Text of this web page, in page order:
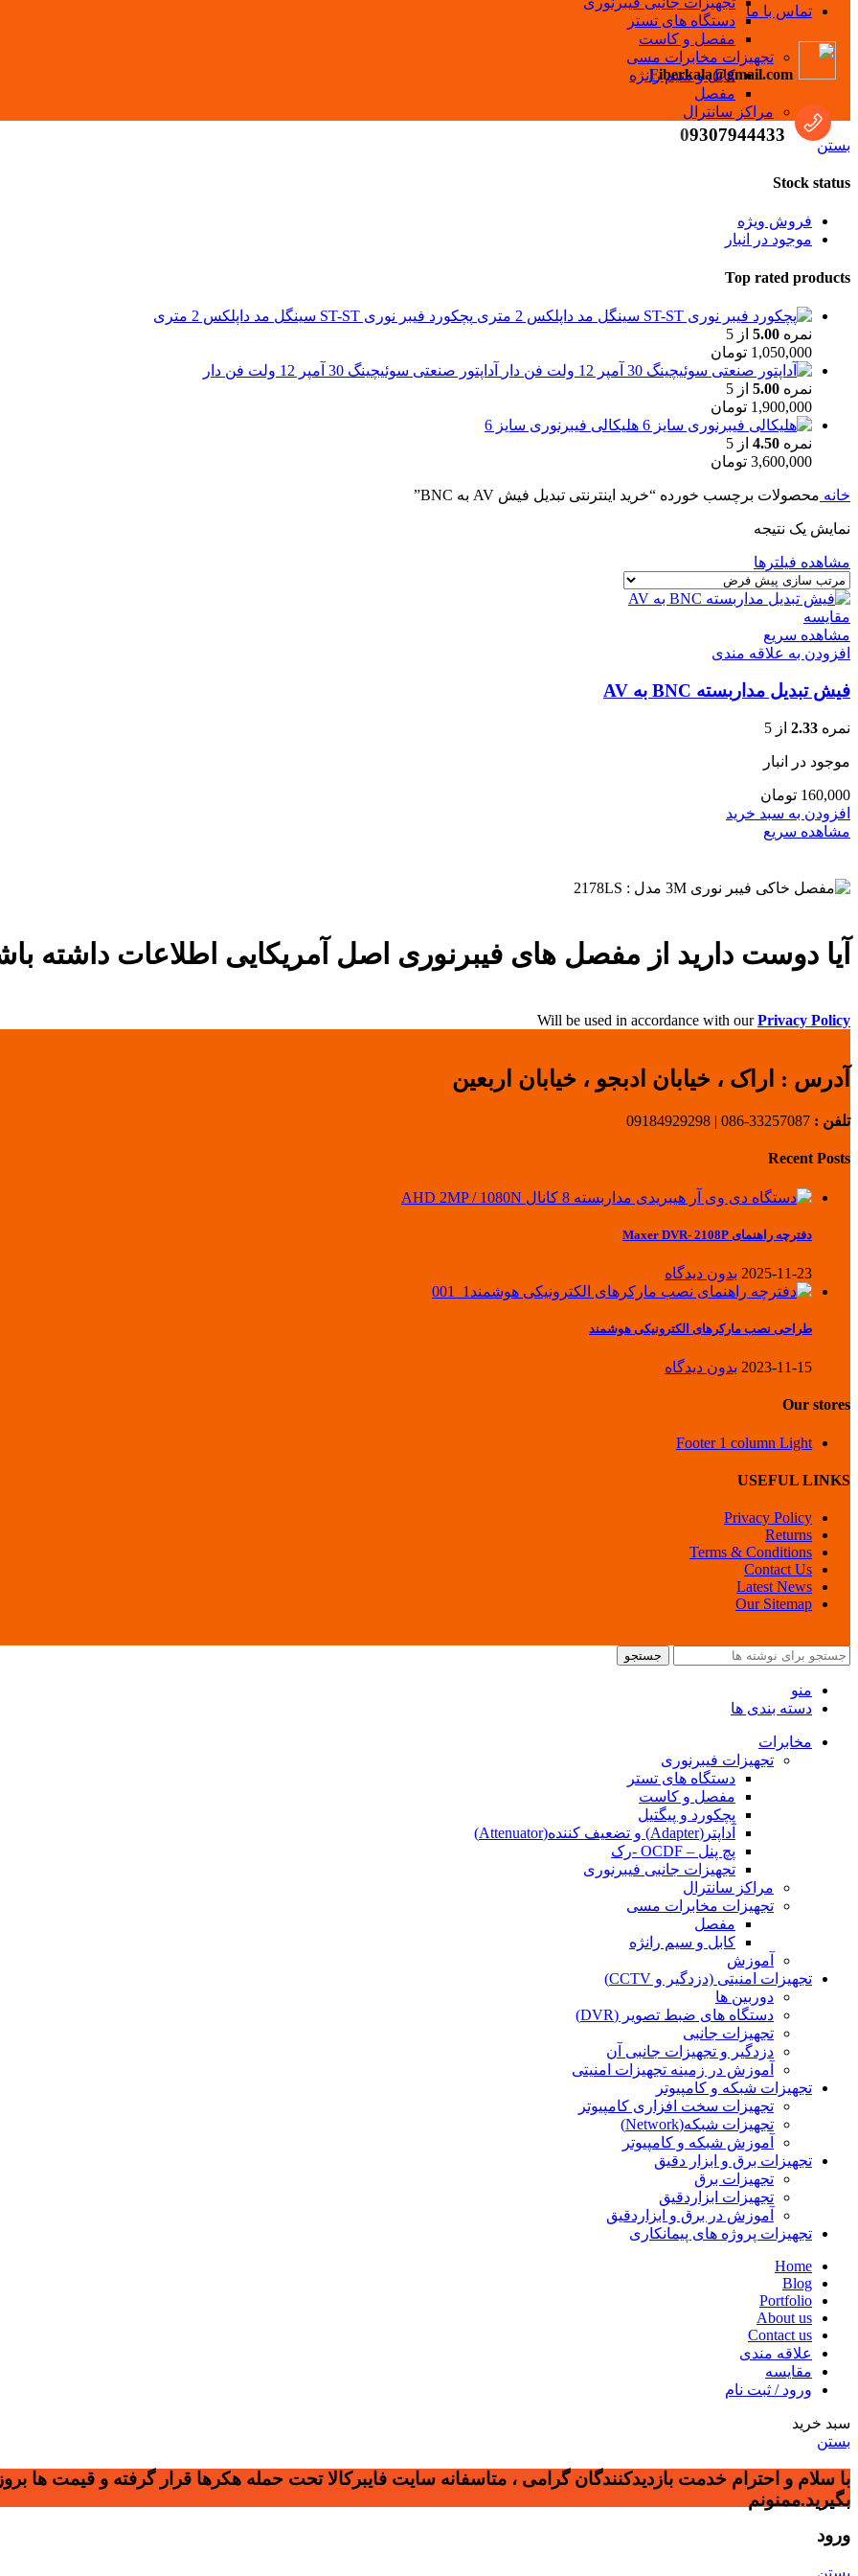
تماس با ما
Fiberkala@gmail.com
09307944433
دستگاه های تستر
مفصل و کاست
تجهیزات مخابرات مسی
کابل و سیم رانژه
مفصل
مراکز سانترال
بستن
Stock status
فروش ویژه
موجود در انبار
Top rated products
پچکورد فیبر نوری ST-ST سینگل مد داپلکس 2 متری
نمره 5.00 از 5
1,050,000 تومان
آداپتور صنعتی سوئیچینگ 30 آمپر 12 ولت فن دار
نمره 5.00 از 5
1,900,000 تومان
هلیکالی فیبرنوری سایز 6
نمره 4.50 از 5
3,600,000 تومان
خانه محصولات برچسب خورده “خرید اینترنتی تبدیل فیش AV به BNC”
نمایش یک نتیجه
مشاهده فیلترها
مقایسه
مشاهده سریع
افزودن به علاقه مندی
فیش تبدیل مداربسته BNC به AV
نمره 2.33 از 5
موجود در انبار
160,000 تومان
افزودن به سبد خرید
مشاهده سریع
آیا دوست دارید از مفصل های فیبرنوری اصل آمریکایی اطلاعات داشته
Will be used in accordance with ourPrivacy Policy
آدرس : اراک ، خیابان ادبجو ، خیابان اربعین
تلفن : 33257087-086 | 09184929298
Recent Posts
دفترچه راهنمای Maxer DVR- 2108P
2025-11-23 بدون دیدگاه
طراحی نصب مارکرهای الکترونیکی هوشمند
2023-11-15 بدون دیدگاه
Our stores
Footer 1 column Light
USEFUL LINKS
Privacy Policy
Returns
Terms & Conditions
Contact Us
Latest News
Our Sitemap
جستجو
منو
دسته بندی ها
مخابرات
تجهیزات فیبرنوری
دستگاه های تستر
مفصل و کاست
پچکورد و پیگتیل
آداپتر(Adapter) و تضعیف کننده(Attenuator)
پچ پنل – OCDF -رک
تجهیزات جانبی فیبرنوری
مراکز سانترال
تجهیزات مخابرات مسی
مفصل
کابل و سیم رانژه
آموزش
تجهیزات امنیتی (دزدگیر و CCTV)
دوربین ها
دستگاه های ضبط تصویر (DVR)
تجهیزات جانبی
دزدگیر و تجهیزات جانبی آن
آموزش در زمینه تجهیزات امنیتی
تجهیزات شبکه و کامپیوتر
تجهیزات سخت افزاری کامپیوتر
تجهیزات شبکه(Network)
آموزش شبکه و کامپیوتر
تجهیزات برق و ابزار دقیق
تجهیزات برق
تجهیزات ابزاردقیق
آموزش در برق و ابزاردقیق
تجهیزات پروژه های پیمانکاری
Home
Blog
Portfolio
About us
Contact us
علاقه مندی
مقایسه
ورود / ثبت نام
سبد خرید
بستن
با سلام و احترام خدمت بازدیدکنندگان گرامی ، متاسفانه سایت فایبرکالا تحت حمله هکرها قرار گرفته و قیمت ها
بگیرید.ممنونم
ورود